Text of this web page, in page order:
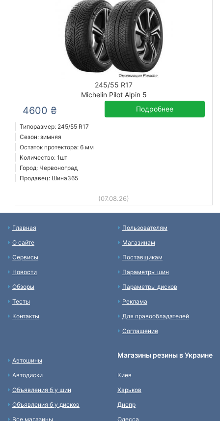
245/55 R17
Michelin Pilot Alpin 5
4600 ₴ Подробнее
Типоразмер: 245/55 R17
Сезон: зимняя
Остаток протектора: 6 мм
Количество: 1шт
Город: Червоноград
Продавец: Шина365
(07.08.26)
Главная
О сайте
Сервисы
Новости
Обзоры
Тесты
Контакты
Пользователям
Магазинам
Поставщикам
Параметры шин
Параметры дисков
Реклама
Для правообладателей
Соглашение
Автошины
Автодиски
Объявления б у шин
Объявления б у дисков
Все магазины
Магазины резины в Украине
Киев
Харьков
Днепр
Одесса